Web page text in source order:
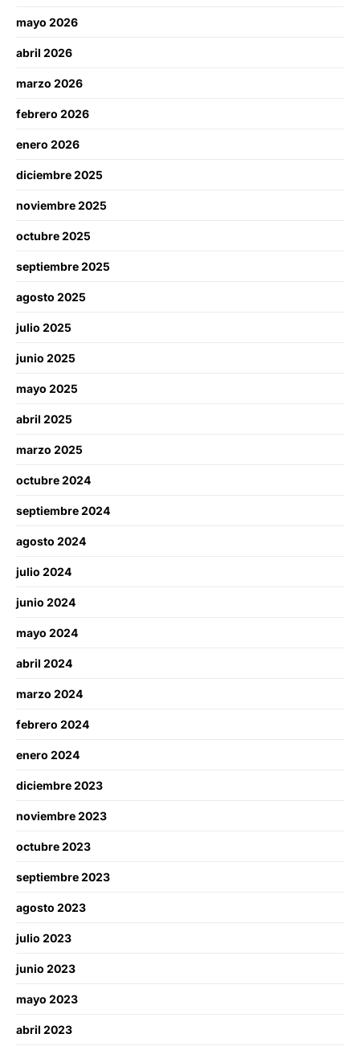
mayo 2026
abril 2026
marzo 2026
febrero 2026
enero 2026
diciembre 2025
noviembre 2025
octubre 2025
septiembre 2025
agosto 2025
julio 2025
junio 2025
mayo 2025
abril 2025
marzo 2025
octubre 2024
septiembre 2024
agosto 2024
julio 2024
junio 2024
mayo 2024
abril 2024
marzo 2024
febrero 2024
enero 2024
diciembre 2023
noviembre 2023
octubre 2023
septiembre 2023
agosto 2023
julio 2023
junio 2023
mayo 2023
abril 2023